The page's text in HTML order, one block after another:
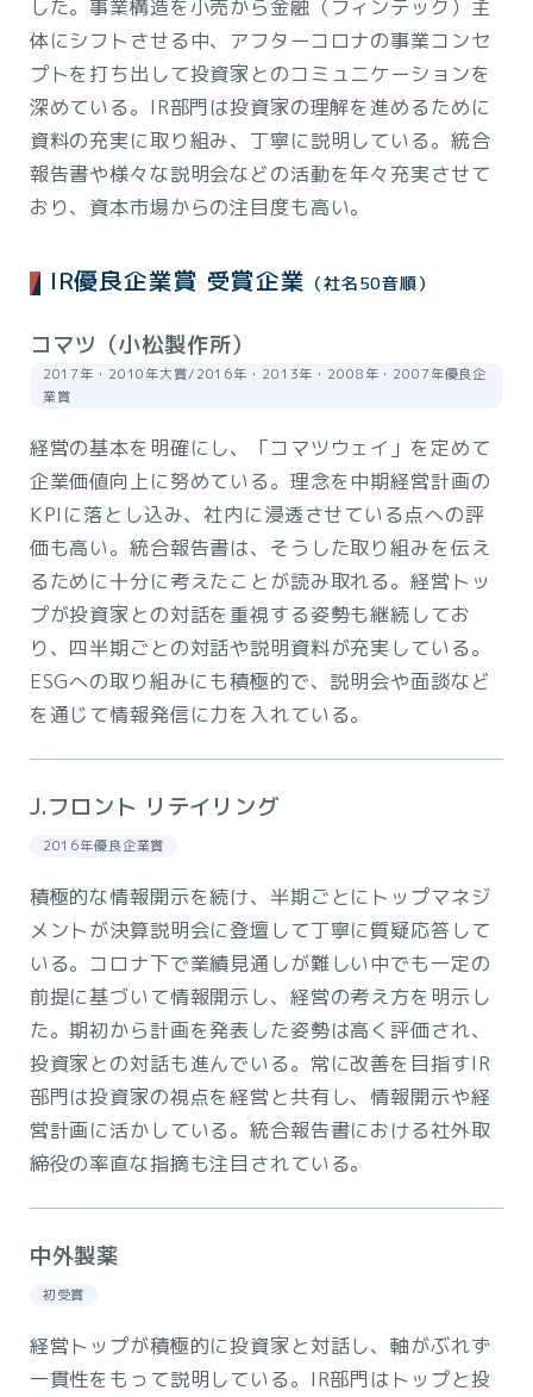
した。事業構造を小売から金融（フィンテック）主
体にシフトさせる中、アフターコロナの事業コンセ
プトを打ち出して投資家とのコミュニケーションを
深めている。IR部門は投資家の理解を進めるために
資料の充実に取り組み、丁寧に説明している。統合
報告書や様々な説明会などの活動を年々充実させて
おり、資本市場からの注目度も高い。
IR優良企業賞 受賞企業 （社名50音順）
コマツ（小松製作所）
2017年・2010年大賞/2016年・2013年・2008年・2007年優良企
業賞
経営の基本を明確にし、「コマツウェイ」を定めて
企業価値向上に努めている。理念を中期経営計画の
KPIに落とし込み、社内に浸透させている点への評
価も高い。統合報告書は、そうした取り組みを伝え
るために十分に考えたことが読み取れる。経営トッ
プが投資家との対話を重視する姿勢も継続してお
り、四半期ごとの対話や説明資料が充実している。
ESGへの取り組みにも積極的で、説明会や面談など
を通じて情報発信に力を入れている。
J.フロント リテイリング
2016年優良企業賞
積極的な情報開示を続け、半期ごとにトップマネジ
メントが決算説明会に登壇して丁寧に質疑応答して
いる。コロナ下で業績見通しが難しい中でも一定の
前提に基づいて情報開示し、経営の考え方を明示し
た。期初から計画を発表した姿勢は高く評価され、
投資家との対話も進んでいる。常に改善を目指すIR
部門は投資家の視点を経営と共有し、情報開示や経
営計画に活かしている。統合報告書における社外取
締役の率直な指摘も注目されている。
中外製薬
初受賞
経営トップが積極的に投資家と対話し、軸がぶれず
一貫性をもって説明している。IR部門はトップと投